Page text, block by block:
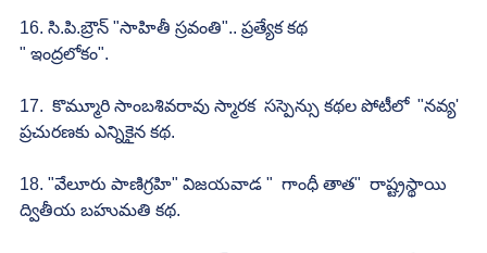
16. సి.పి.బ్రౌన్ "సాహితీ స్రవంతి".. ప్రత్యేక కథ
" ఇంద్రలోకం".
17.  కొమ్మూరి సాంబశివరావు స్మారక  సస్పెన్సు కథల పోటీలో  "నవ్య'
ప్రచురణకు ఎన్నికైన కథ.
18. "వేలూరు పాణిగ్రహి" విజయవాడ "  గాంధీ తాత"  రాష్ట్రస్థాయి
ద్వితీయ బహుమతి కథ.